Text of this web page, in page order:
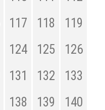
117 118
119
124 125
126
131 132
133
138 139
140